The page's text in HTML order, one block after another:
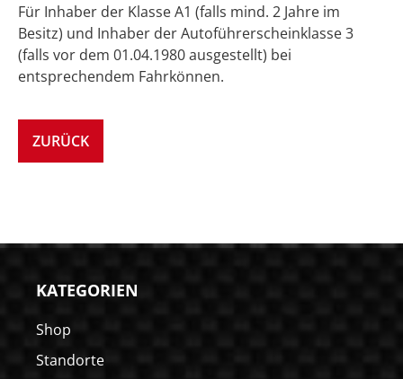
Für Inhaber der Klasse A1 (falls mind. 2 Jahre im
Besitz) und Inhaber der Autoführerscheinklasse 3
(falls vor dem 01.04.1980 ausgestellt) bei
entsprechendem Fahrkönnen.
ZURÜCK
KATEGORIEN
Shop
Standorte